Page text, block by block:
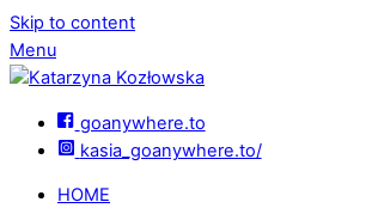
Skip to content
Menu
goanywhere.to
kasia_goanywhere.to/
HOME